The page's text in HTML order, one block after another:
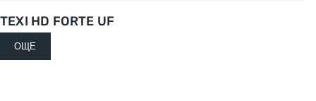
TEXI HD FORTE UF
ОЩЕ